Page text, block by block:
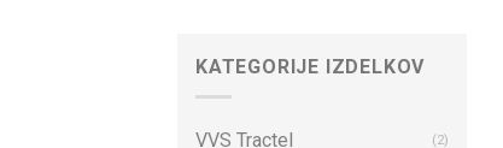
KATEGORIJE IZDELKOV
VVS Tractel (2)